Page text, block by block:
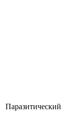
Паразитический